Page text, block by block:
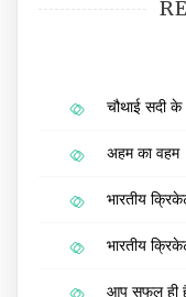
चौथाई सदी के
अहम का वहम
भारतीय
भारतीय
आप सफल ही